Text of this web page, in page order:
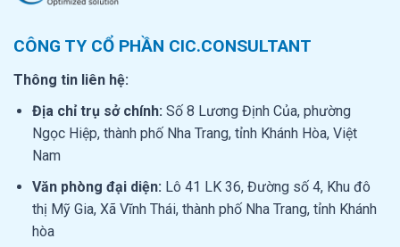
CÔNG TY CỔ PHẦN CIC.CONSULTANT
Thông tin liên hệ:
Địa chỉ trụ sở chính: Số 8 Lương Định Của, phường
Ngọc Hiệp, thành phố Nha Trang, tỉnh Khánh Hòa, Việt
Nam
Văn phòng đại diện: Lô 41 LK 36, Đường số 4, Khu đô
thị Mỹ Gia, Xã Vĩnh Thái, thành phố Nha Trang, tỉnh Khánh
hòa